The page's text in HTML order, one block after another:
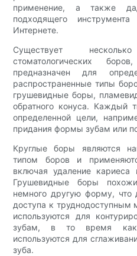
применение, а также
подходящего
Интернете.
Существует
стоматологических
предназначен для
распространенные типы
грушевидные боры,
обратного конуса. Каждый
определенной цели,
придания формы зубам или
Круглые боры являются
типом боров и
включая удаление
Грушевидные боры
немного другую форму, что
доступа к
используются для
зубам, в то время как
используются для
зуба.